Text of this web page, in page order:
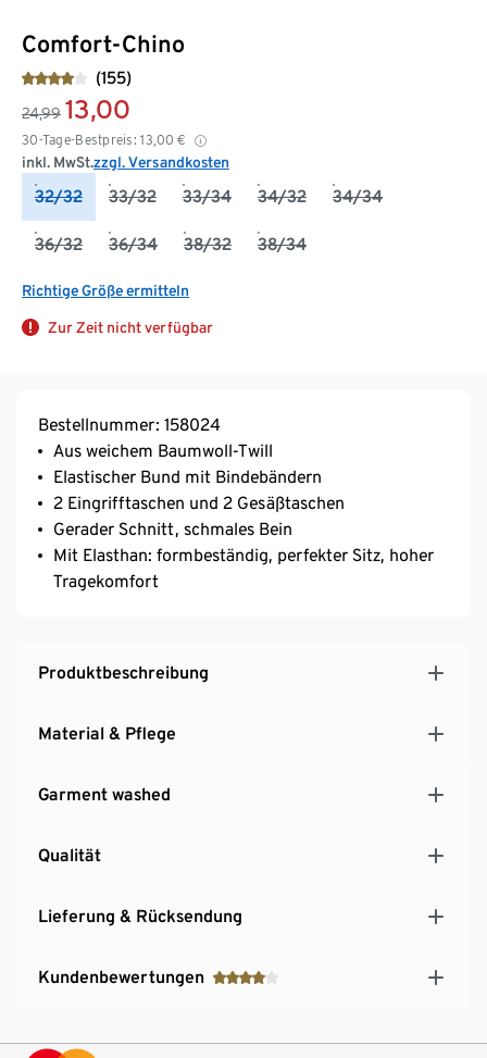
Comfort-Chino
(155)
24,99 13,00
30-Tage-Bestpreis: 13,00 €
inkl. MwSt.zzgl. Versandkosten
32/32 33/32 33/34 34/32 34/34
36/32 36/34 38/32 38/34
Richtige Größe ermitteln
Zur Zeit nicht verfügbar
Bestellnummer: 158024
Aus weichem Baumwoll-Twill
Elastischer Bund mit Bindebändern
2 Eingrifftaschen und 2 Gesäßtaschen
Gerader Schnitt, schmales Bein
Mit Elasthan: formbeständig, perfekter Sitz, hoher
Tragekomfort
Produktbeschreibung
Material & Pflege
Garment washed
Qualität
Lieferung & Rücksendung
Kundenbewertungen